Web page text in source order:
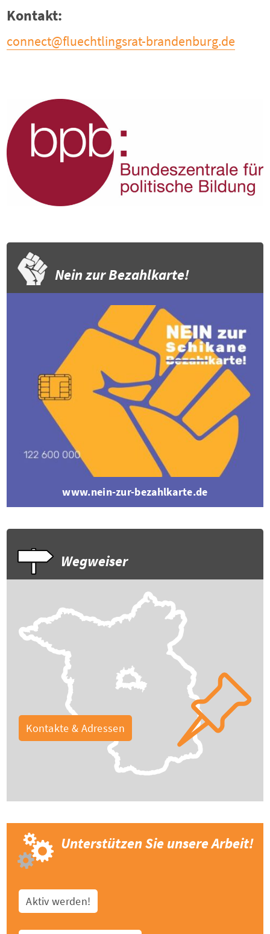
Kontakt:
connect@fluechtlingsrat-brandenburg.de
Nein zur Bezahlkarte!
www.nein-zur-bezahlkarte.de
Wegweiser
Kontakte & Adressen
Unterstützen Sie unsere Arbeit!
Aktiv werden!